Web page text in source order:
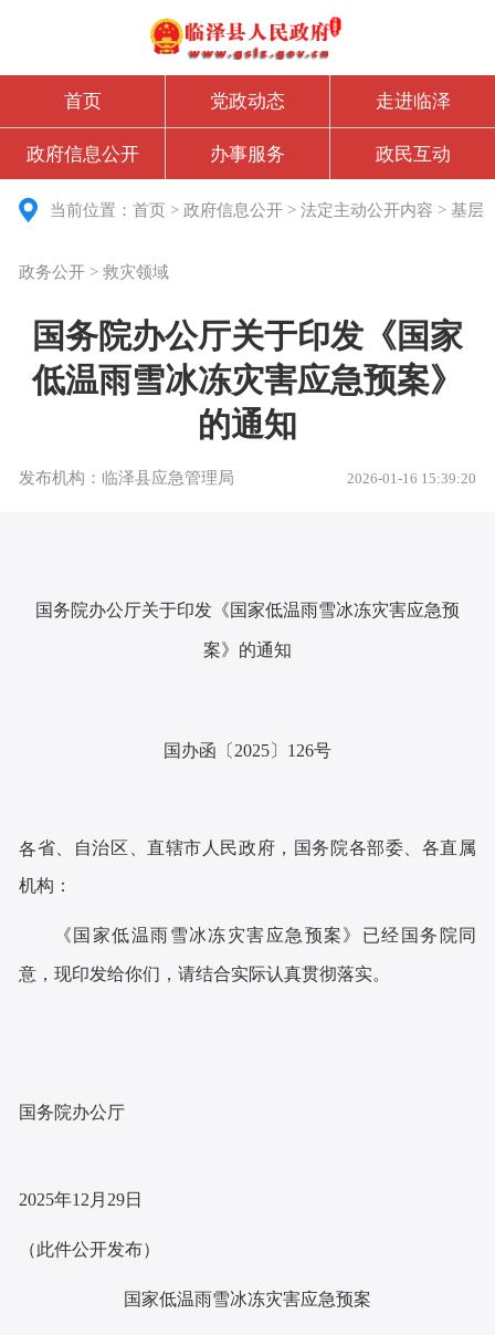
首页 党政动态 走进临泽
政府信息公开 办事服务 政民互动
当前位置：首页 >政府信息公开 >法定主动公开内容 >基层
政务公开 >救灾领域
国务院办公厅关于印发《国家
低温雨雪冰冻灾害应急预案》
的通知
发布机构：临泽县应急管理局 2026-01-16 15:39:20
国务院办公厅关于印发《国家低温雨雪冰冻灾害应急预
案》的通知
国办函〔2025〕126号
各省、自治区、直辖市人民政府，国务院各部委、各直属
机构：
《国家低温雨雪冰冻灾害应急预案》已经国务院同
意，现印发给你们，请结合实际认真贯彻落实。
国务院办公厅
2025年12月29日
（此件公开发布）
国家低温雨雪冰冻灾害应急预案